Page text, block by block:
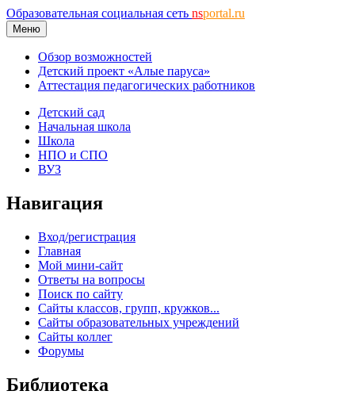
Образовательная социальная сеть nsportal.ru
Меню
Обзор возможностей
Детский проект «Алые паруса»
Аттестация педагогических работников
Детский сад
Начальная школа
Школа
НПО и СПО
ВУЗ
Навигация
Вход/регистрация
Главная
Мой мини-сайт
Ответы на вопросы
Поиск по сайту
Сайты классов, групп, кружков...
Сайты образовательных учреждений
Сайты коллег
Форумы
Библиотека